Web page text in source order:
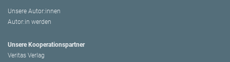
Unsere Autor:innen
Autor:in werden
Unsere Kooperationspartner
Veritas Verlag